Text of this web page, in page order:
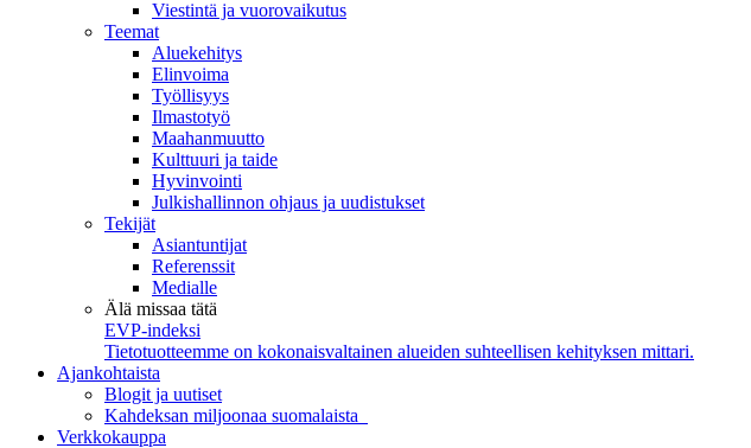
Viestintä ja vuorovaikutus
Teemat
Aluekehitys
Elinvoima
Työllisyys
Ilmastotyö
Maahanmuutto
Kulttuuri ja taide
Hyvinvointi
Julkishallinnon ohjaus ja uudistukset
Tekijät
Asiantuntijat
Referenssit
Medialle
Älä missaa tätä
EVP-indeksi
Tietotuotteemme on kokonaisvaltainen alueiden suhteellisen kehityksen mittari.
Ajankohtaista
Blogit ja uutiset
Kahdeksan miljoonaa suomalaista
Verkkokauppa